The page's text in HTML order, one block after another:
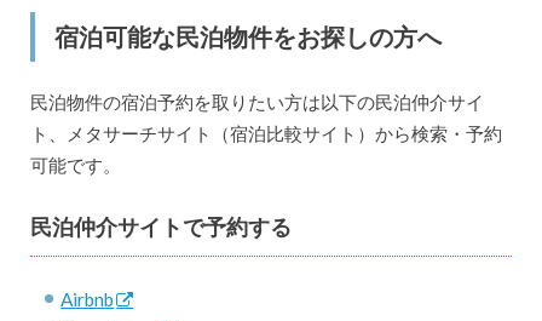
宿泊可能な民泊物件をお探しの方へ
民泊物件の宿泊予約を取りたい方は以下の民泊仲介サイ
ト、メタサーチサイト（宿泊比較サイト）から検索・予約
可能です。
民泊仲介サイトで予約する
Airbnb